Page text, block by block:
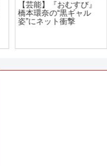
】元プラマイ岩
（46）が地上波
ピトー